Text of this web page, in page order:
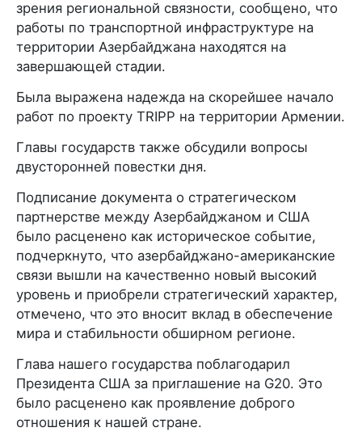
зрения региональной связности, сообщено, что
работы по транспортной инфраструктуре на
территории Азербайджана находятся на
завершающей стадии.
Была выражена надежда на скорейшее начало
работ по проекту TRIPP на территории Армении.
Главы государств также обсудили вопросы
двусторонней повестки дня.
Подписание документа о стратегическом
партнерстве между Азербайджаном и США
было расценено как историческое событие,
подчеркнуто, что азербайджано-американские
связи вышли на качественно новый высокий
уровень и приобрели стратегический характер,
отмечено, что это вносит вклад в обеспечение
мира и стабильности обширном регионе.
Глава нашего государства поблагодарил
Президента США за приглашение на G20. Это
было расценено как проявление доброго
отношения к нашей стране.